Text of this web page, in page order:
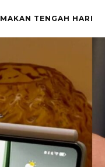
MAKAN TENGAH HARI